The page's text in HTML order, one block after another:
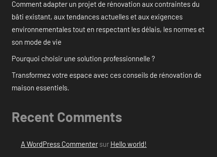
Comment adapter un projet de rénovation aux contraintes du
bâti existant, aux tendances actuelles et aux exigences
environnementales tout en respectant les délais, les normes et
son mode de vie
Pourquoi choisir une solution professionnelle ?
Transformez votre espace avec ces conseils de rénovation de
maison essentiels.
Recent Comments
A WordPress Commentersur Hello world!